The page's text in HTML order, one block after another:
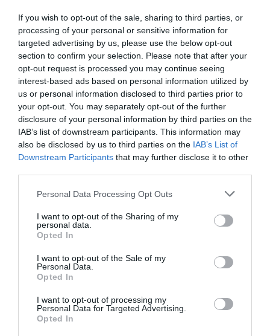
If you wish to opt-out of the sale, sharing to third parties, or
processing of your personal or sensitive information for
targeted advertising by us, please use the below opt-out
section to confirm your selection. Please note that after your
opt-out request is processed you may continue seeing
interest-based ads based on personal information utilized by
us or personal information disclosed to third parties prior to
your opt-out. You may separately opt-out of the further
disclosure of your personal information by third parties on the
IAB’s list of downstream participants. This information may
also be disclosed by us to third parties on the IAB’s List of
Downstream Participants that may further disclose it to other
Personal Data Processing Opt Outs
I want to opt-out of the Sharing of my
personal data.
Opted In
I want to opt-out of the Sale of my
Personal Data.
Opted In
I want to opt-out of processing my
Personal Data for Targeted Advertising.
Opted In
Índex2P
FC Barcelona
de datos monitoriza más de 25.000 contratos de
patrocinio en el mercado español y otros 7.000 de ligas
internacionales. Si quieres enviarnos tus casos de éxito
en activaciones puedes escribirnos
intelligence@2playbook.com .
2Playbook
como fuente preferida de Google
de forma gratuita
Mantente informado con las últimas noticias de actualidad.
ACTIVAR AHORA
Imprimir
Publicidad